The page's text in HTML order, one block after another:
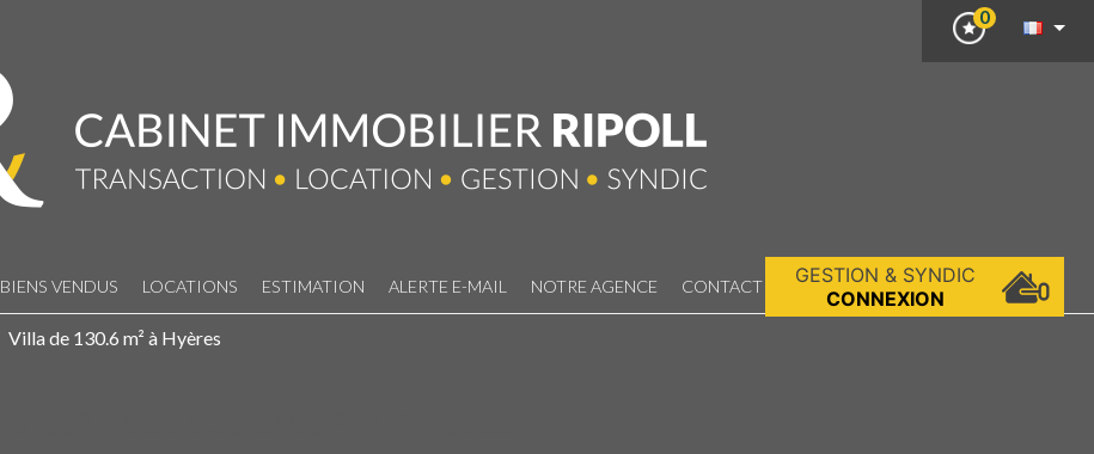
0
GESTION & SYNDIC
CONNEXION
BIENS VENDUS LOCATIONS ESTIMATION ALERTE E-MAIL NOTRE AGENCE CONTACT
Villa de 130.6 m² à Hyères